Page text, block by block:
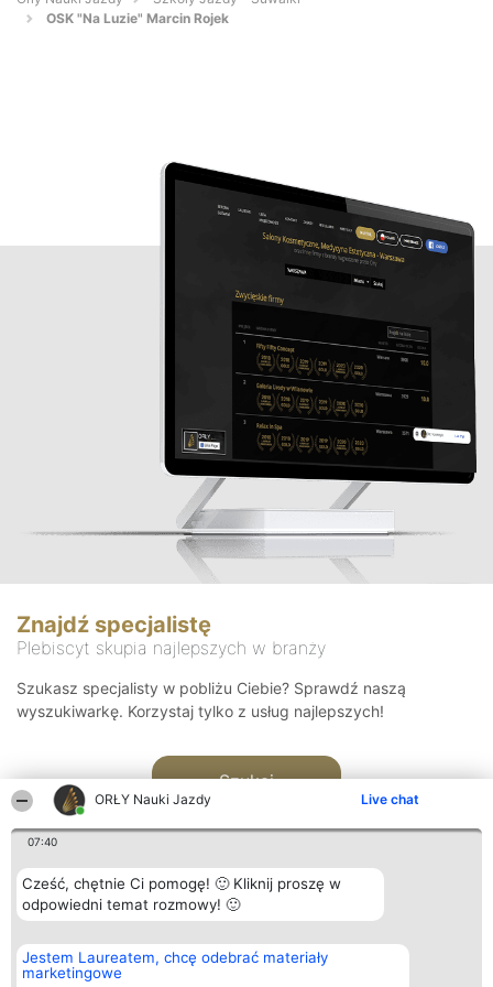
ORŁY Nauki Jazdy Live chat
07:40
Cześć, chętnie Ci pomogę! 🙂 Kliknij proszę w
odpowiedni temat rozmowy! 🙂
Jestem Laureatem, chcę odebrać materiały
marketingowe
OSK "Na Luzie" Marcin Rojek
Znajdź specjalistę
Plebiscyt skupia najlepszych w branży
Szukasz specjalisty w pobliżu Ciebie? Sprawdź naszą
wyszukiwarkę. Korzystaj tylko z usług najlepszych!
Szukaj
Organizator plebiscytu
Bright Side Solutions sp. z o.
o. sp. k.
Plebiscyt
Laureaci
Kontakt
Kontakt